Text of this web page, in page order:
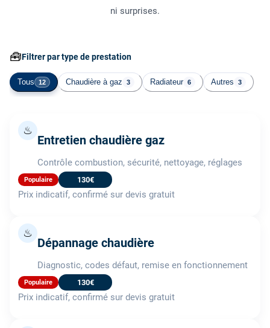
ni surprises.
🧰Filtrer par type de prestation
Tous 12 Chaudière à gaz 3 Radiateur 6 Autres 3
♨
Entretien chaudière gaz
Contrôle combustion, sécurité, nettoyage, réglages
Populaire 130€
Prix indicatif, confirmé sur devis gratuit
♨
Dépannage chaudière
Diagnostic, codes défaut, remise en fonctionnement
Populaire 130€
Prix indicatif, confirmé sur devis gratuit